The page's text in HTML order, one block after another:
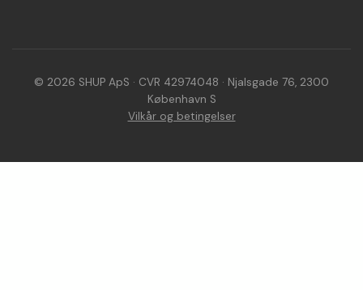
© 2026 SHUP ApS · CVR 42974048 · Njalsgade 76, 2300
København S
Vilkår og betingelser